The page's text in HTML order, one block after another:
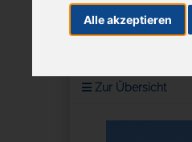
Alle akzeptieren
Unternehmen
Zur Übersicht